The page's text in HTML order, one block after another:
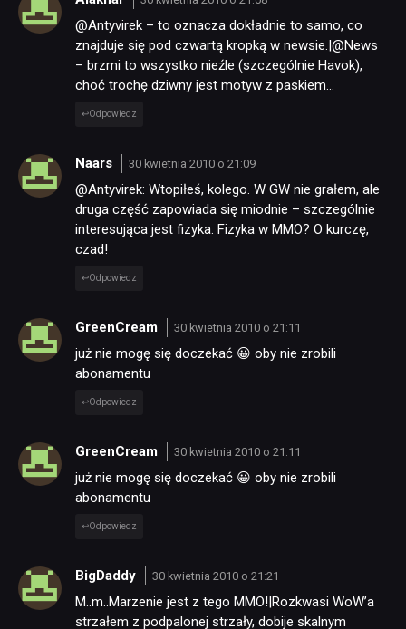
@Antyvirek – to oznacza dokładnie to samo, co
znajduje się pod czwartą kropką w newsie.|@News
– brzmi to wszystko nieźle (szczególnie Havok),
choć trochę dziwny jest motyw z paskiem…
Odpowiedz
Naars 30 kwietnia 2010 o 21:09
@Antyvirek: Wtopiłeś, kolego. W GW nie grałem, ale
druga część zapowiada się miodnie – szczególnie
interesująca jest fizyka. Fizyka w MMO? O kurczę,
czad!
Odpowiedz
GreenCream 30 kwietnia 2010 o 21:11
już nie mogę się doczekać 😀 oby nie zrobili
abonamentu
Odpowiedz
GreenCream 30 kwietnia 2010 o 21:11
już nie mogę się doczekać 😀 oby nie zrobili
abonamentu
Odpowiedz
BigDaddy 30 kwietnia 2010 o 21:21
M..m..Marzenie jest z tego MMO!|Rozkwasi WoW’a
strzałem z podpalonej strzały, dobije skalnym